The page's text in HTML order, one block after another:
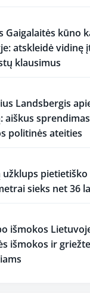
Gaigalaitės kūno
atskleidė vidinę
klausimus
Landsbergis
aiškus
politinės ateities
užklups
sieks net 36
išmokos
išmokos ir